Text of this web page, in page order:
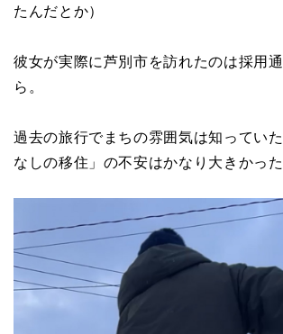
たんだとか）
彼女が実際に芦別市を訪れたのは採用
ら。
過去の旅行でまちの雰囲気は知ってい
なしの移住」の不安はかなり大きかった